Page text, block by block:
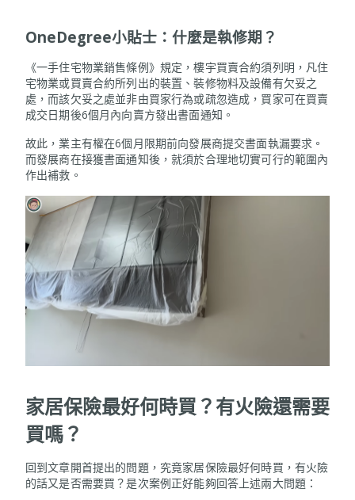
OneDegree小貼士：什麼是執修期？
《一手住宅物業銷售條例》規定，樓宇買賣合約須列明，凡住
宅物業或買賣合約所列出的裝置、裝修物料及設備有欠妥之
處，而該欠妥之處並非由買家行為或疏忽造成，買家可在買賣
成交日期後6個月內向賣方發出書面通知。
故此，業主有權在6個月限期前向發展商提交書面執漏要求。
而發展商在接獲書面通知後，就須於合理地切實可行的範圍內
作出補救。
家居保險最好何時買？有火險還需要
買嗎？
回到文章開首提出的問題，究竟家居保險最好何時買，有火險
的話又是否需要買？是次案例正好能夠回答上述兩大問題：